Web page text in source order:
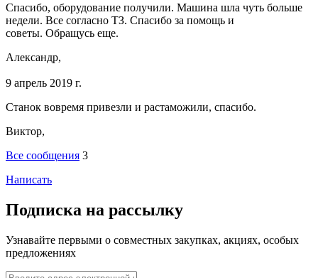
Спасибо, оборудование получили. Машина шла чуть больше
недели. Все согласно ТЗ. Спасибо за помощь и
советы. Обращусь еще.
Александр,
9 апрель 2019 г.
Станок вовремя привезли и растаможили, спасибо.
Виктор,
Все сообщения 3
Написать
Подписка на рассылку
Узнавайте первыми о совместных закупках, акциях, особых
предложениях